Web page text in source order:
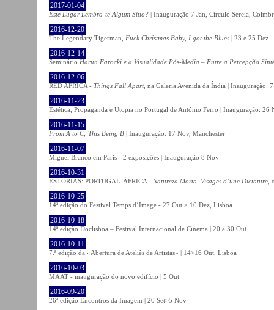
2017-01-04
Este Lugar Lembra-te Algum Sítio? | Inauguração 7 Jan, Círculo Sereia,
2016-12-20
The Legendary Tigerman, Fuck Christmas Baby, I got the Blues | 23 e 25 Dez
2016-12-14
Seminário Harun Farocki e a Visualidade Pós-Media – Entre a Percepção
2016-12-06
RED AFRICA - Things Fall Apart , na Galeria Avenida da Índia | Inauguração:
2016-11-23
Estética, Propaganda e Utopia no Portugal de António Ferro | Inauguração: 26
2016-11-15
From A to C; This Being B | Inauguração: 17 Nov, Manchester
2016-11-07
Miguel Branco em Paris - 2 exposições | Inauguração 8 Nov
2016-10-31
ESTÓRIAS: PORTUGAL-ÁFRICA - Natureza Morta. Visages d’une Dictature
2016-10-25
14ª edição do Festival Temps d´Image - 27 Out > 10 Dez, Lisboa
2016-10-18
14ª edição Doclisboa – Festival Internacional de Cinema | 20 a 30 Out
2016-10-11
7.ª edição da «Abertura de Ateliês de Artistas» | 14>16 Out, Lisboa
2016-10-03
MAAT - inauguração do novo edifício | 5 Out
2016-09-20
26ª edição Encontros da Imagem | 20 Set>5 Nov